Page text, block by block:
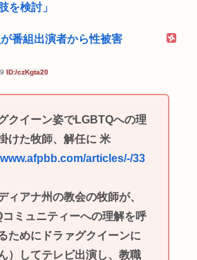
を検討」
番組出演者から性被害
ID:/czKgta20
クイーン姿でLGBTQへの理
けた牧師、解任に 米
articles/-/33
ィアナ州の教会の牧師が、
コミュニティーへの理解を呼
ためにドラァグクイーンに
）してテレビ出演し、教職